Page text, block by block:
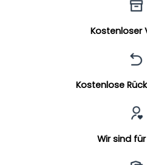
Kostenloser
Kostenlose
Wir sind